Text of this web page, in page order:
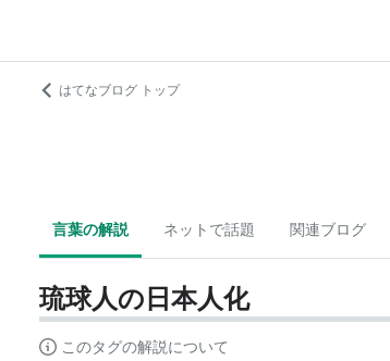
はてなブログ トップ
言葉の解説 ネットで話題 関連ブログ
琉球人の日本人化
このタグの解説について